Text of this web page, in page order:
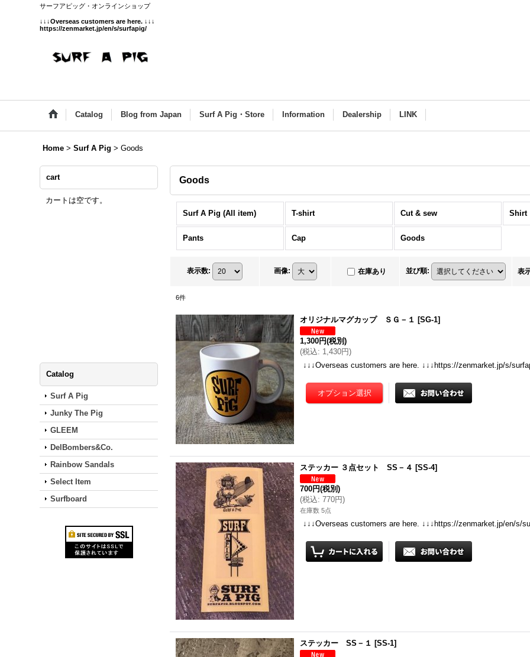
サーフアピッグ・オンラインショップ
↓↓↓Overseas customers are here. ↓↓↓
https://zenmarket.jp/en/s/surfapig/
Catalog Blog from Japan Surf A Pig・Store Information Dealership LINK
Home > Surf A Pig > Goods
cart
カートは空です。
Catalog
Surf A Pig
Junky The Pig
GLEEM
DelBombers&Co.
Rainbow Sandals
Select Item
Surfboard
Goods
Surf A Pig (All item) T-shirt Cut & sew Shirt
Pants Cap Goods
表示数: 画像: 在庫あり 並び順: 表
6件
オリジナルマグカップ ＳＧ－１ [SG-1]
1,300円(税別)
(税込: 1,430円)
↓↓↓Overseas customers are here. ↓↓↓https://zenmarket.jp/s/
ステッカー ３点セット SS－４ [SS-4]
700円(税別)
(税込: 770円)
在庫数 5点
↓↓↓Overseas customers are here. ↓↓↓https://zenmarket.jp/en/s/
ステッカー SS－１ [SS-1]